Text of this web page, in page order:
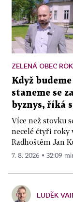
ZELENÁ OBEC
Když
staneme se
byznys, říká
Více než stovku
necelé čtyři roky
Radhoštěm Jan
7. 8. 2026 ▪ 32:09
LUDĚK